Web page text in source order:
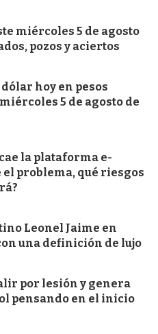
miércoles 5 de agosto
pozos y aciertos
hoy en pesos
5 de agosto de
la plataforma e-
el problema, qué riesgos
Leonel Jaime en
una definición de lujo
por lesión y genera
pensando en el inicio